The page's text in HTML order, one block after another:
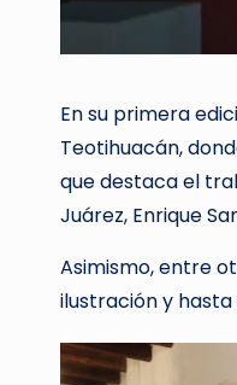
En su primera
Teotihuacán,
que destaca el
Juárez, Enrique
Asimismo, entre
ilustración y